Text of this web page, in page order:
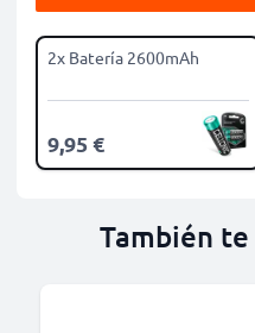
2x Batería 2600mAh
9,95 €
También